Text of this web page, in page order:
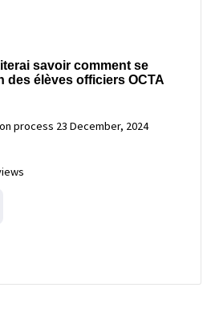
savoir comment se
des élèves officiers OCTA
process 23 December, 2024